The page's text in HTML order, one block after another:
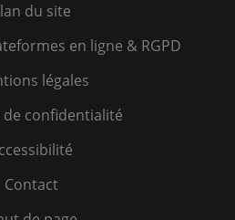
du site
en ligne & RGPD
légales
confidentialité
Contact